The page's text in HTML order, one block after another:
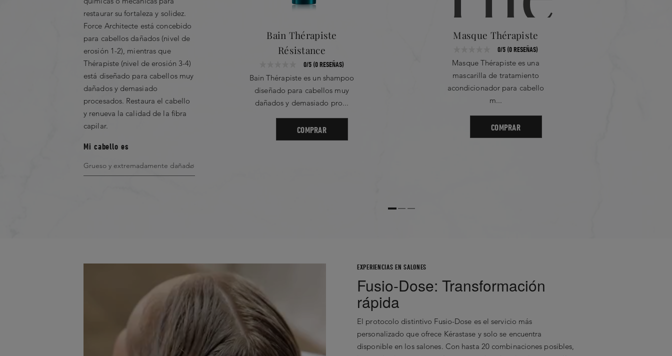
ionona - Trehalosa - Polisacáridos de semillas de
Tamarindus Indica - Extracto de hoja de Myrothamnus
0
RESEÑA POSITIVA MÁS ÚTIL
No Favorable Review Found
No Critical Review Found
Más Reciente
Filter by rating
restaurar su fortaleza y solidez.
Force Architecte está concebido
para cabellos dañados (nivel de
erosión 1-2), mientras que
Thérapiste (nivel de erosión 3-4)
está diseñado para cabellos muy
dañados y demasiado
procesados. Restaura el cabello
y renueva la calidad de la fibra
capilar.
Mi cabello es
Bain Thérapiste
Résistance
0/5 (0 RESEÑAS)
Bain Thérapiste es un shampoo
diseñado para cabellos muy
dañados y demasiado pro...
COMPRAR
Masque Thérapiste
0/5 (0 RESEÑAS)
Masque Thérapiste es una
mascarilla de tratamiento
acondicionador para cabello
m...
COMPRAR
EXPERIENCIAS EN SALONES
Fusio-Dose: Transformación
rápida
El protocolo distintivo Fusio-Dose es el servicio más
personalizado que ofrece Kérastase y solo se encuentra
disponible en los salones. Con hasta 20 combinaciones posibles,